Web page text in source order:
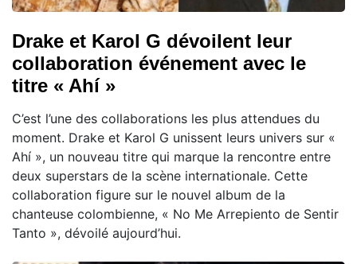
Drake et Karol G dévoilent leur
collaboration événement avec le
titre « Ahí »
C’est l’une des collaborations les plus attendues du
moment. Drake et Karol G unissent leurs univers sur «
Ahí », un nouveau titre qui marque la rencontre entre
deux superstars de la scène internationale. Cette
collaboration figure sur le nouvel album de la
chanteuse colombienne, « No Me Arrepiento de Sentir
Tanto », dévoilé aujourd’hui.